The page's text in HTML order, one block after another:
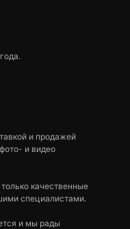
и продажей
и видео
качественные
специалистами.
и мы рады